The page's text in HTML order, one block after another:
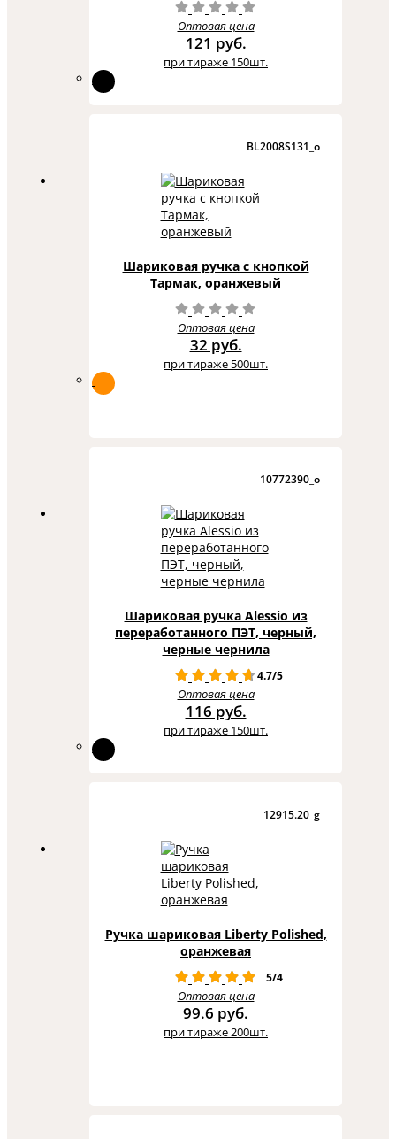
Оптовая цена
121 руб.
при тираже 150шт.
BL2008S131_o
Шариковая ручка с кнопкой
Тармак, оранжевый
Оптовая цена
32 руб.
при тираже 500шт.
10772390_o
Шариковая ручка Alessio из
переработанного ПЭТ, черный,
черные чернила
4.7/5
Оптовая цена
116 руб.
при тираже 150шт.
12915.20_g
Ручка шариковая Liberty Polished,
оранжевая
5/4
Оптовая цена
99.6 руб.
при тираже 200шт.